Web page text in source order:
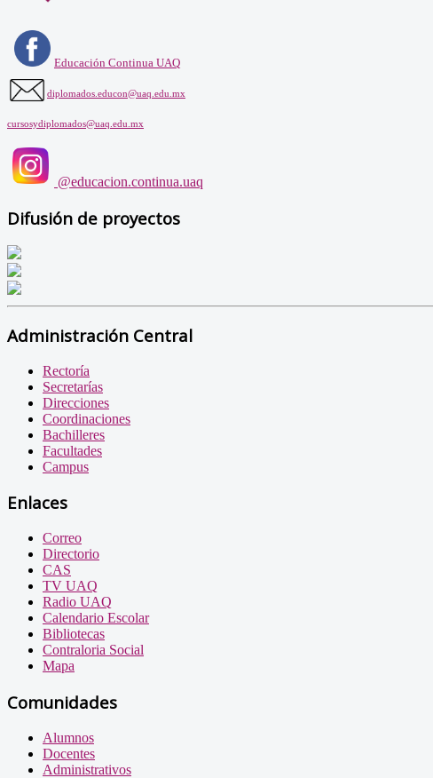
Educación Continua UAQ
diplomados.educon@uaq.edu.mx
cursosydiplomados@uaq.edu.mx
@educacion.continua.uaq
Difusión de proyectos
Administración Central
Rectoría
Secretarías
Direcciones
Coordinaciones
Bachilleres
Facultades
Campus
Enlaces
Correo
Directorio
CAS
TV UAQ
Radio UAQ
Calendario Escolar
Bibliotecas
Contraloria Social
Mapa
Comunidades
Alumnos
Docentes
Administrativos